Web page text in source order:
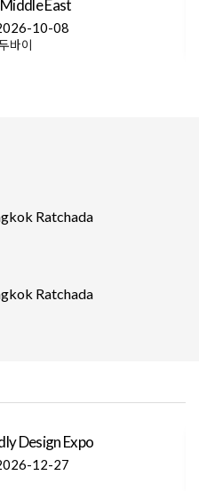
East
10-08
바이
Ratchada
Ratchada
Design Expo
12-27